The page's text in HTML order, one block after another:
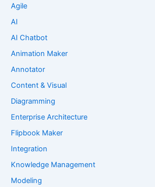
Agile
AI
AI Chatbot
Animation Maker
Annotator
Content & Visual
Diagramming
Enterprise Architecture
Flipbook Maker
Integration
Knowledge Management
Modeling